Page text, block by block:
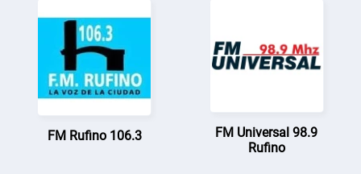
FM Rufino 106.3
FM Universal 98.9
Rufino